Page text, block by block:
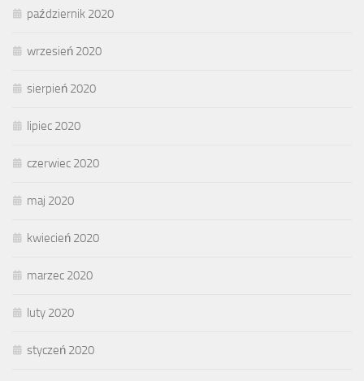
październik 2020
wrzesień 2020
sierpień 2020
lipiec 2020
czerwiec 2020
maj 2020
kwiecień 2020
marzec 2020
luty 2020
styczeń 2020